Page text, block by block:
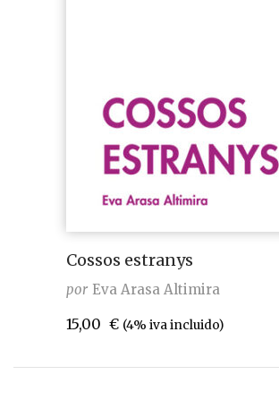
Cossos estranys
por Eva Arasa Altimira
15,00 € (4% iva incluido)